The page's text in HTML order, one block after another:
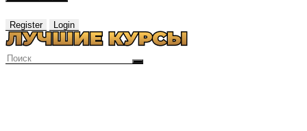
Register Login